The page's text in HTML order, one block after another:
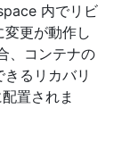
内でリビ
更が動作し
、コンテナの
るリカバリ
置されま